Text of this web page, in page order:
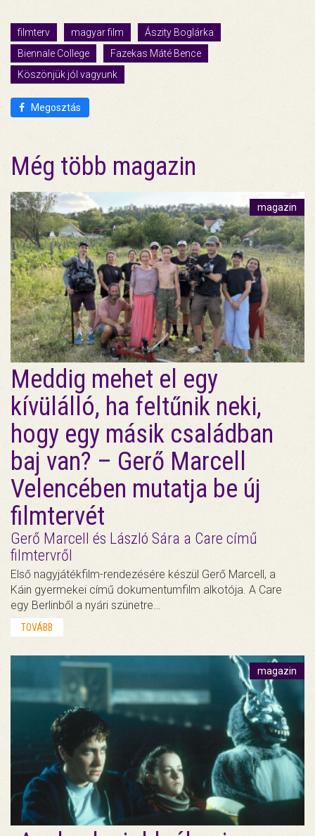
filmterv magyar film
Ászity Boglárka
Biennale College
Fazekas Máté Bence
Köszönjük jól vagyunk
Megosztás
Még több magazin
magazin
Meddig mehet el egy
kívülálló, ha feltűnik neki,
hogy egy másik családban
baj van? – Gerő Marcell
Velencében mutatja be új
filmtervét
Gerő Marcell és László Sára a Care című
filmtervről
Első nagyjátékfilm-rendezésére készül Gerő Marcell, a
Káin gyermekei című dokumentumfilm alkotója. A Care
egy Berlinből a nyári szünetre…
TOVÁBB
magazin